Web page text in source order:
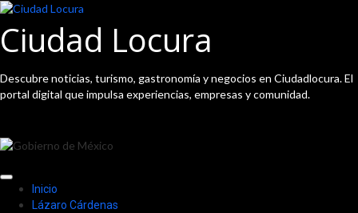
Saltar
contenido
Ciudad Locura
Descubre noticias, turismo, gastronomía y negocios en Ciudadlocura. El
portal digital que impulsa experiencias, empresas y comunidad.
Menú
principal
Inicio
Lázaro Cárdenas